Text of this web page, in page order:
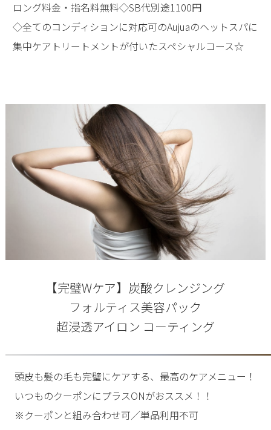
ロング料金・指名料無料◇SB代別途1100円
◇全てのコンディションに対応可のAujuaのヘットスパに
集中ケアトリートメントが付いたスペシャルコース☆
【完璧Wケア】炭酸クレンジング
フォルティス美容パック
超浸透アイロン コーティング
頭皮も髪の毛も完璧にケアする、最高のケアメニュー！
いつものクーポンにプラスONがおススメ！！
※クーポンと組み合わせ可／単品利用不可